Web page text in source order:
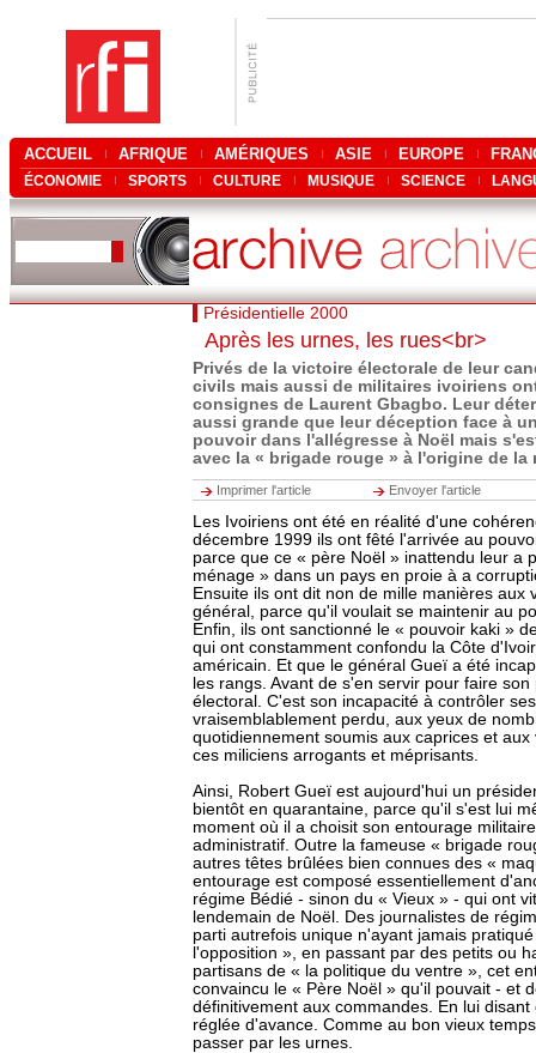
ACCUEIL AFRIQUE AMÉRIQUES ASIE EUROPE
ÉCONOMIE SPORTS CULTURE MUSIQUE SCIENCE
Présidentielle 2000
Après les urnes, les rues<br>
Privés de la victoire électorale de leur
civils mais aussi de militaires ivoiriens
consignes de Laurent Gbagbo. Leur
aussi grande que leur déception face à
pouvoir dans l'allégresse à Noël mais
avec la « brigade rouge » à l'origine de la
Imprimer l'article Envoyer l'article
Les Ivoiriens ont été en réalité d'une
décembre 1999 ils ont fêté l'arrivée au
parce que ce « père Noël » inattendu leur a
ménage » dans un pays en proie à a
Ensuite ils ont dit non de mille manières aux
général, parce qu'il voulait se maintenir au
Enfin, ils ont sanctionné le « pouvoir kaki »
qui ont constamment confondu la Côte
américain. Et que le général Gueï a été
les rangs. Avant de s'en servir pour faire
électoral. C'est son incapacité à contrôler
vraisemblablement perdu, aux yeux de
quotidiennement soumis aux caprices et
ces miliciens arrogants et méprisants.
Ainsi, Robert Gueï est aujourd'hui un
bientôt en quarantaine, parce qu'il s'est lui
moment où il a choisit son entourage
administratif. Outre la fameuse « brigade
autres têtes brûlées bien connues des «
entourage est composé essentiellement
régime Bédié - sinon du « Vieux » - qui ont
lendemain de Noël. Des journalistes de
parti autrefois unique n'ayant jamais
l'opposition », en passant par des petits ou
partisans de « la politique du ventre », cet
convaincu le « Père Noël » qu'il pouvait - et
définitivement aux commandes. En lui
réglée d'avance. Comme au bon vieux
passer par les urnes.